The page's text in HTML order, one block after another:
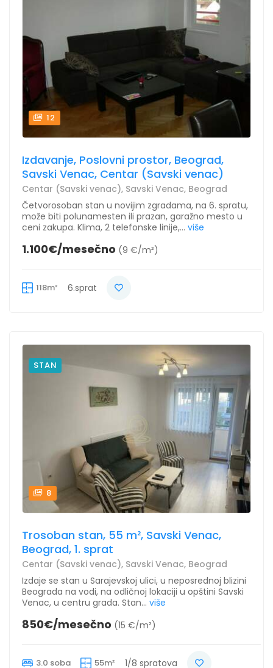
12
Izdavanje, Poslovni prostor, Beograd,
Savski Venac, Centar (Savski venac)
Centar (Savski venac), Savski Venac, Beograd
Četvorosoban stan u novijim zgradama, na 6. spratu,
može biti polunamesten ili prazan, garažno mesto u
ceni zakupa. Klima, 2 telefonske linije,... više
1.100€/mesečno (9 €/m²)
118m² 6.sprat
STAN
8
Trosoban stan, 55 m², Savski Venac,
Beograd, 1. sprat
Centar (Savski venac), Savski Venac, Beograd
Izdaje se stan u Sarajevskoj ulici, u neposrednoj blizini
Beograda na vodi, na odličnoj lokaciji u opštini Savski
Venac, u centru grada. Stan... više
850€/mesečno (15 €/m²)
3.0 soba 55m² 1/8 spratova